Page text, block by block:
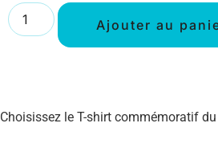
Ajouter au
Choisissez le T-shirt commémoratif